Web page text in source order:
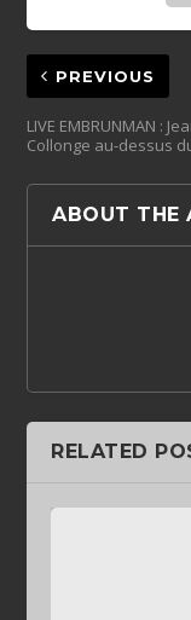
PREVIOUS
LIVE EMBRUNMAN :
Collonge au-dessus
ABOUT THE
RELATED